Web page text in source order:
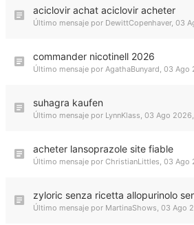
aciclovir achat aciclovir acheter
Último mensaje por DewittCopenhaver, 03
commander nicotinell 2026
Último mensaje por AgathaBunyard, 03 Ago
suhagra kaufen
Último mensaje por LynnKlass, 03 Ago
acheter lansoprazole site fiable
Último mensaje por ChristianLittles, 03 Ago
zyloric senza ricetta allopurinolo
Último mensaje por MartinaShows, 03 Ago